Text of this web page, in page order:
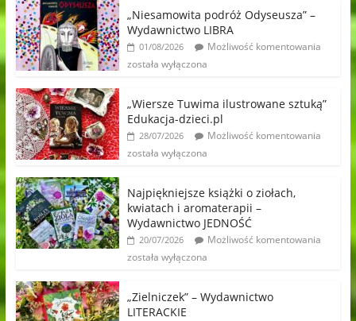
„Niesamowita podróż Odyseusza” –
Wydawnictwo LIBRA
01/08/2026
Możliwość komentowania
została wyłączona
„Wiersze Tuwima ilustrowane sztuką”
Edukacja-dzieci.pl
28/07/2026
Możliwość komentowania
została wyłączona
Najpiękniejsze książki o ziołach,
kwiatach i aromaterapii –
Wydawnictwo JEDNOŚĆ
20/07/2026
Możliwość komentowania
została wyłączona
„Zielniczek” – Wydawnictwo
LITERACKIE